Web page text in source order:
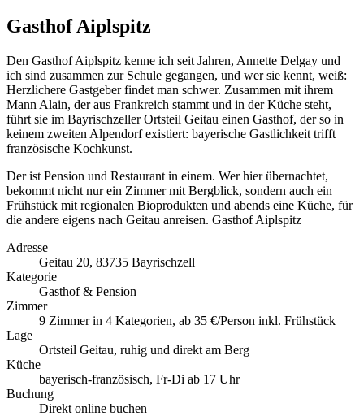
Gasthof Aiplspitz
Den Gasthof Aiplspitz kenne ich seit Jahren, Annette Delgay und
ich sind zusammen zur Schule gegangen, und wer sie kennt, weiß:
Herzlichere Gastgeber findet man schwer. Zusammen mit ihrem
Mann Alain, der aus Frankreich stammt und in der Küche steht,
führt sie im Bayrischzeller Ortsteil Geitau einen Gasthof, der so in
keinem zweiten Alpendorf existiert: bayerische Gastlichkeit trifft
französische Kochkunst.
Der ist Pension und Restaurant in einem. Wer hier übernachtet,
bekommt nicht nur ein Zimmer mit Bergblick, sondern auch ein
Frühstück mit regionalen Bioprodukten und abends eine Küche, für
die andere eigens nach Geitau anreisen. Gasthof Aiplspitz
Adresse
Geitau 20, 83735 Bayrischzell
Kategorie
Gasthof & Pension
Zimmer
9 Zimmer in 4 Kategorien, ab 35 €/Person inkl. Frühstück
Lage
Ortsteil Geitau, ruhig und direkt am Berg
Küche
bayerisch-französisch, Fr-Di ab 17 Uhr
Buchung
Direkt online buchen